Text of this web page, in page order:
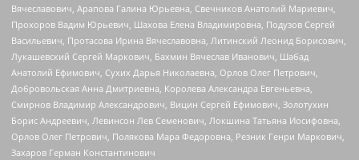
Вячеславович, Арапова Галина Юрьевна, Свечников Анатолий Мариевич,
Прохоров Вадим Юрьевич, Шахова Елена Владимировна, Подузов Сергей
Васильевич, Протасова Ирина Вячеславовна, Литинский Леонид Борисович,
Лукашевский Сергей Маркович, Бахмин Вячеслав Иванович, Шабад
Анатолий Ефимович, Сухих Дарья Николаевна, Орлов Олег Петрович,
Добровольская Анна Дмитриевна, Королева Александра Евгеньевна,
Смирнов Владимир Александрович, Вицин Сергей Ефимович, Золотухин
Борис Андреевич, Левинсон Лев Семенович, Локшина Татьяна Иосифовна,
Орлов Олег Петрович, Полякова Мара Федоровна, Резник Генри Маркович,
Захаров Герман Константинович